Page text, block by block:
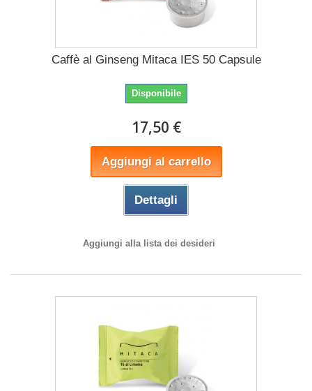
Caffè al Ginseng Mitaca IES 50 Capsule
Disponibile
17,50 €
Aggiungi al carrello
Dettagli
Aggiungi alla lista dei desideri